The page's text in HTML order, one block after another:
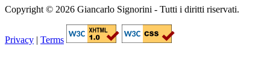
Copyright © 2026 Giancarlo Signorini - Tutti i diritti riservati.
Privacy | Terms